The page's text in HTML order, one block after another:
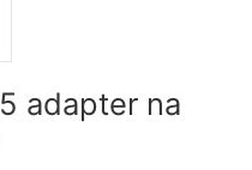
adapter na